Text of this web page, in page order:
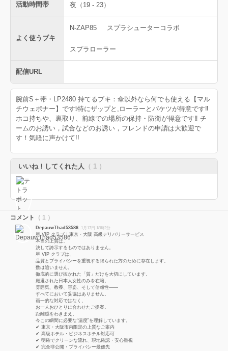
活動時間帯 夜（19 - 23）
よく使うブキ
N-ZAP85 スプラシューターコラボ
スプラローラー
配信URL
腕前S＋帯・LP2480 持てるブキ：傘以外なら何でも使える【マル
チウェポナー】です❕特にザップと,ローラーとバケツが得意です‼
ホコ持ちや、裏取り、前線での場所の保持・防衛が得意です‼ チ
ームのお誘い，試合などのお誘い，フレンドの申請は大歓迎で
す！気軽に声かけて!!
いいね！してくれた人 （ 1 ）
コメント （ 1 ）
DepauwThad53586 1月17日 18時2分
星 VIP クラブ｜東京・大阪 高級デリバリーサービス
本当の上質は、
決して誇示するものではありません。
星 VIP クラブは、
品質とプライバシーを重視する限られた方のために存在します。
数は追いません。
徹底的に選び抜かれた「質」だけを大切にしています。
厳選された日本人女性のみを在籍。
雰囲気、教養、容姿、そして信頼性——
すべてにおいて妥協はありません。
画一的な対応ではなく、
お一人おひとりに合わせたご提案。
距離感をわきまえ、
今この瞬間に必要な“温度”を理解しています。
✔ 東京・大阪市内限定の上質なご案内
✔ 高級ホテル・ビジネスホテル対応可
✔ 明確でクリーンな流れ、現地確認・安心重視
✔ 完全非公開・プライバシー最優先